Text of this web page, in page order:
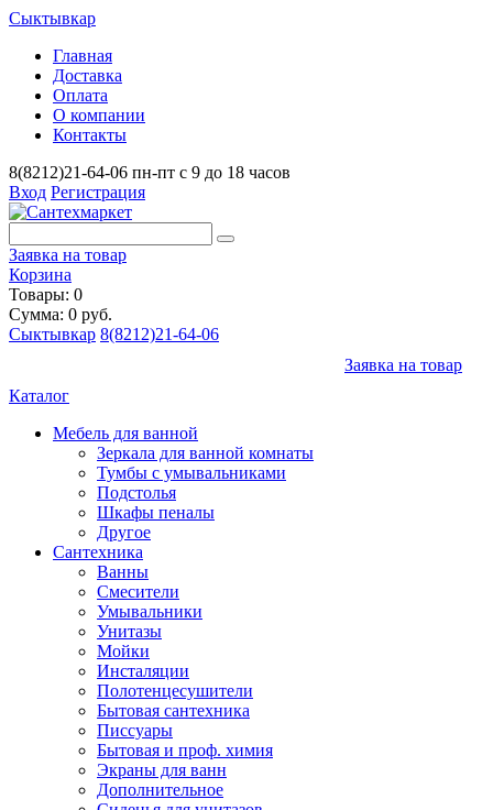
Сыктывкар
Главная
Доставка
Оплата
О компании
Контакты
8(8212)21-64-06 пн-пт с 9 до 18 часов
Вход Регистрация
Заявка на товар
Корзина
Товары: 0
Сумма: 0 руб.
Сыктывкар 8(8212)21-64-06
Заявка на товар
Каталог
Мебель для ванной
Зеркала для ванной комнаты
Тумбы с умывальниками
Подстолья
Шкафы пеналы
Другое
Сантехника
Ванны
Смесители
Умывальники
Унитазы
Мойки
Инсталяции
Полотенцесушители
Бытовая сантехника
Писсуары
Бытовая и проф. химия
Экраны для ванн
Дополнительное